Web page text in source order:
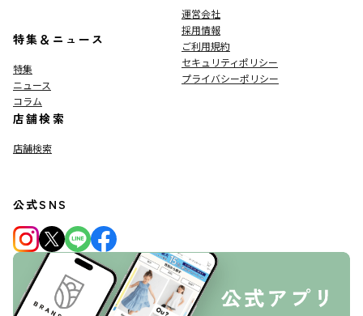
特集＆ニュース
特集
ニュース
コラム
店舗検索
店舗検索
運営会社
採用情報
ご利用規約
セキュリティポリシー
プライバシーポリシー
公式SNS